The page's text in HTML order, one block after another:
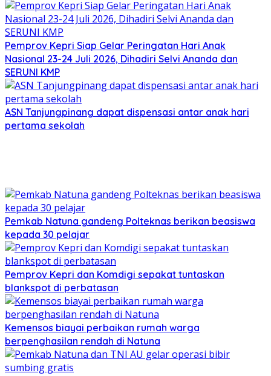
Pemprov Kepri Siap Gelar Peringatan Hari Anak
Nasional 23-24 Juli 2026, Dihadiri Selvi Ananda dan
SERUNI KMP
ASN Tanjungpinang dapat dispensasi antar anak hari
pertama sekolah
Pemkab Natuna gandeng Polteknas berikan beasiswa
kepada 30 pelajar
Pemprov Kepri dan Komdigi sepakat tuntaskan
blankspot di perbatasan
Kemensos biayai perbaikan rumah warga
berpenghasilan rendah di Natuna